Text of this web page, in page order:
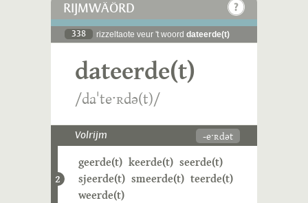
RIJMWÄÖRD
338 rizzeltaote veur 't woord dateerde(t)
dateerde(t)
/daˈteˑʀdə(t)/
Volrijm -eˑʀdət
2
geerde(t) keerde(t) seerde(t)
sjeerde(t) smeerde(t) teerde(t)
weerde(t)